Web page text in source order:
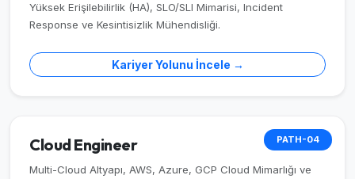
Yüksek Erişilebilirlik (HA), SLO/SLI Mimarisi, Incident
Response ve Kesintisizlik Mühendisliği.
Kariyer Yolunu İncele →
PATH-04
Cloud Engineer
Multi-Cloud Altyapı, AWS, Azure, GCP Cloud Mimarlığı ve